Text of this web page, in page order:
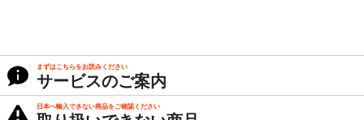
まずはこちらをお読みください
サービスのご案内
日本へ輸入できない商品をご確認ください